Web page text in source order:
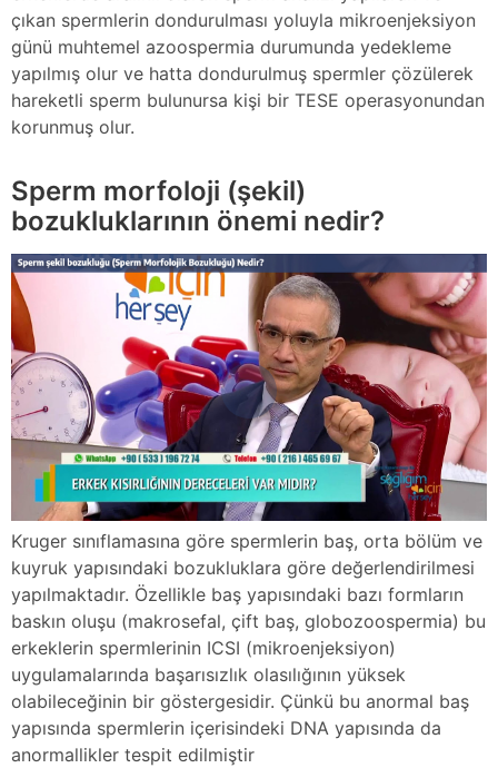
çıkan spermlerin dondurulması yoluyla mikroenjeksiyon
günü muhtemel azoospermia durumunda yedekleme
yapılmış olur ve hatta dondurulmuş spermler çözülerek
hareketli sperm bulunursa kişi bir TESE operasyonundan
korunmuş olur.
Sperm morfoloji (şekil)
bozukluklarının önemi nedir?
Kruger sınıflamasına göre spermlerin baş, orta bölüm ve
kuyruk yapısındaki bozukluklara göre değerlendirilmesi
yapılmaktadır. Özellikle baş yapısındaki bazı formların
baskın oluşu (makrosefal, çift baş, globozoospermia) bu
erkeklerin spermlerinin ICSI (mikroenjeksiyon)
uygulamalarında başarısızlık olasılığının yüksek
olabileceğinin bir göstergesidir. Çünkü bu anormal baş
yapısında spermlerin içerisindeki DNA yapısında da
anormallikler tespit edilmiştir